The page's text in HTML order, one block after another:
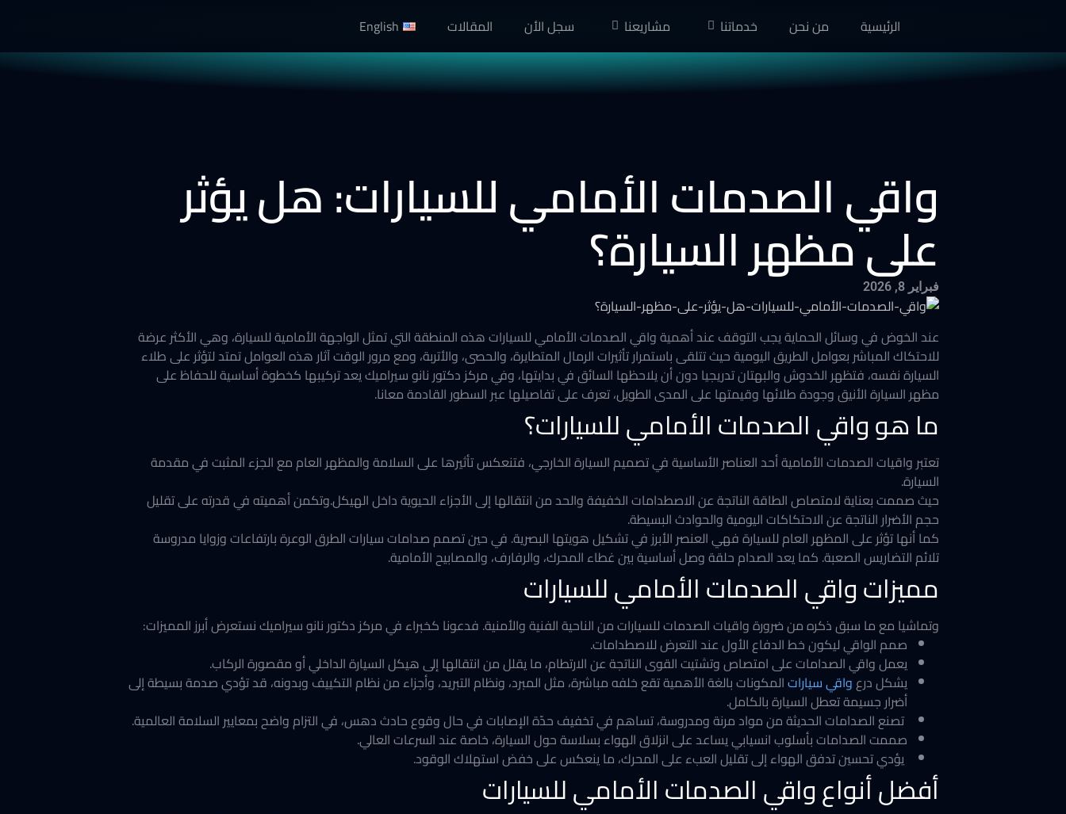
الرئيسية من نحن خدماتنا مشاريعنا سجل الأن المقالات English
واقي الصدمات الأمامي للسيارات: هل يؤثر
على مظهر السيارة؟
فبراير 8, 2026
عند الخوض في وسائل الحماية يجب التوقف عند أهمية واقي الصدمات الأمامي للسيارات هذه المنطقة التي تمثل الواجهة الأمامية للسيارة، وهي الأكثر عرضة
للاحتكاك المباشر بعوامل الطريق اليومية حيث تتلقى باستمرار تأثيرات الرمال المتطايرة، والحصى، والأتربة، ومع مرور الوقت آثار هذه العوامل تمتد لتؤثر على طلاء
السيارة نفسه، فتظهر الخدوش والبهتان تدريجيا دون أن يلاحظها السائق في بدايتها، وفي مركز دكتور نانو سيراميك يعد تركيبها كخطوة أساسية للحفاظ على
مظهر السيارة الأنيق وجودة طلائها وقيمتها على المدى الطويل، تعرف على تفاصيلها عبر السطور القادمة معانا.
ما هو واقي الصدمات الأمامي للسيارات؟
تعتبر واقيات الصدمات الأمامية أحد العناصر الأساسية في تصميم السيارة الخارجي، فتنعكس تأثيرها على السلامة والمظهر العام مع الجزء المثبت في مقدمة
السيارة.
حيث صممت بعناية لامتصاص الطاقة الناتجة عن الاصطدامات الخفيفة والحد من انتقالها إلى الأجزاء الحيوية داخل الهيكل.وتكمن أهميته في قدرته على تقليل
حجم الأضرار الناتجة عن الاحتكاكات اليومية والحوادث البسيطة.
كما أنها تؤثر على المظهر العام للسيارة فهي العنصر الأبرز في تشكيل هويتها البصرية. في حين تصمم صدامات سيارات الطرق الوعرة بارتفاعات وزوايا مدروسة
تلائم التضاريس الصعبة. كما يعد الصدام حلقة وصل أساسية بين غطاء المحرك، والرفارف، والمصابيح الأمامية.
مميزات واقي الصدمات الأمامي للسيارات
وتماشيا مع ما سبق ذكره من ضرورة واقيات الصدمات للسيارات من الناحية الفنية والأمنية. فدعونا كخبراء في مركز دكتور نانو سيراميك نستعرض أبرز المميزات:
صمم الواقي ليكون خط الدفاع الأول عند التعرض للاصطدامات.
يعمل واقي الصدامات على امتصاص وتشتيت القوى الناتجة عن الارتطام، ما يقلل من انتقالها إلى هيكل السيارة الداخلي أو مقصورة الركاب.
يشكل درعواقي سياراتالمكونات بالغة الأهمية تقع خلفه مباشرة، مثل المبرد، ونظام التبريد، وأجزاء من نظام التكييف وبدونه، قد تؤدي صدمة بسيطة إلى
أضرار جسيمة تعطل السيارة بالكامل.
تصنع الصدامات الحديثة من مواد مرنة ومدروسة، تساهم في تخفيف حدّة الإصابات في حال وقوع حادث دهس، في التزام واضح بمعايير السلامة العالمية.
صممت الصدامات بأسلوب انسيابي يساعد على انزلاق الهواء بسلاسة حول السيارة، خاصة عند السرعات العالي.
يؤدي تحسين تدفق الهواء إلى تقليل العبء على المحرك، ما ينعكس على خفض استهلاك الوقود.
أفضل أنواع واقي الصدمات الأمامي للسيارات